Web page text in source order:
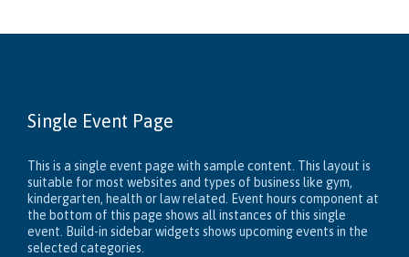
Single Event Page
This is a single event page with sample content. This layout is
suitable for most websites and types of business like gym,
kindergarten, health or law related. Event hours component at
the bottom of this page shows all instances of this single
event. Build-in sidebar widgets shows upcoming events in the
selected categories.